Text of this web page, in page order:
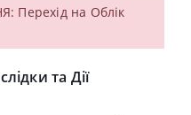
на Облік
та Дії